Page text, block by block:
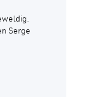
Serge